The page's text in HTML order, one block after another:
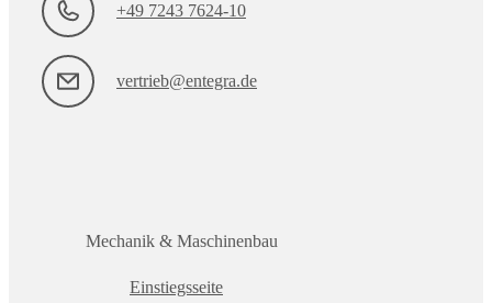
+49 7243 7624-10
vertrieb@entegra.de
Mechanik & Maschinenbau
Einstiegsseite